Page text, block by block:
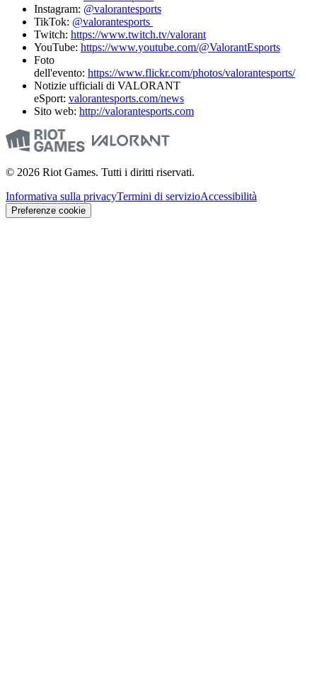
Instagram: @valorantesports
TikTok: @valorantesports
Twitch: https://www.twitch.tv/valorant
YouTube: https://www.youtube.com/@ValorantEsports
Foto
dell'evento: https://www.flickr.com/photos/valorantesports/
Notizie ufficiali di VALORANT
eSport: valorantesports.com/news
Sito web: http://valorantesports.com
© 2026 Riot Games. Tutti i diritti riservati.
Informativa sulla privacyTermini di servizioAccessibilità
Preferenze cookie